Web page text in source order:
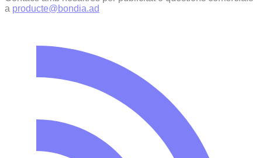
a producte@bondia.ad